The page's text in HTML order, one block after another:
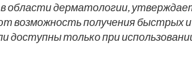
избавиться от загрязнений и улучшить
области дерматологии,
возможность получения быстрых
только при